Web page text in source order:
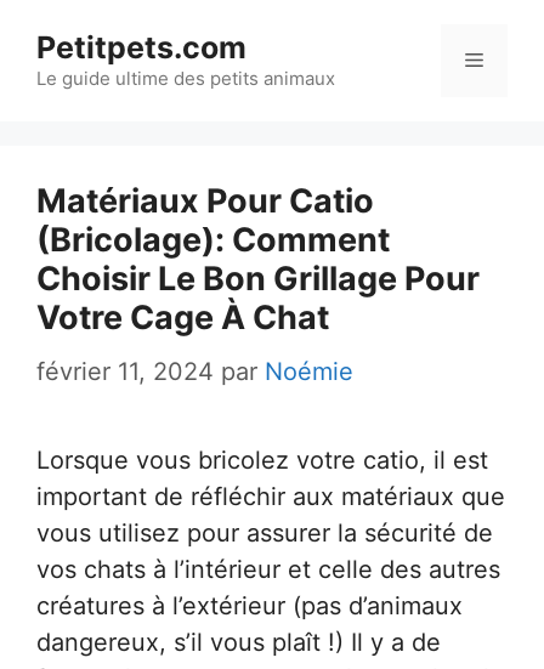
contenu
Petitpets.com
Le guide ultime des petits animaux
Menu
Matériaux Pour Catio
(Bricolage): Comment
Choisir Le Bon Grillage Pour
Votre Cage À Chat
février 11, 2024 par Noémie
Lorsque vous bricolez votre catio, il est
important de réfléchir aux matériaux que
vous utilisez pour assurer la sécurité de
vos chats à l’intérieur et celle des autres
créatures à l’extérieur (pas d’animaux
dangereux, s’il vous plaît !) Il y a de